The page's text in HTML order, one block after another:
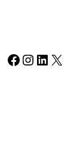
Facebook Instagram LinkedIn X